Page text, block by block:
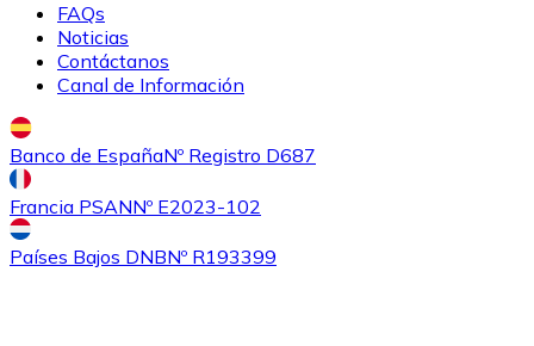
Comprar
ETC
FAQs
Noticias
Contáctanos
Canal de Información
Banco de EspañaNº Registro D687
Francia PSANNº E2023-102
Países Bajos DNBNº R193399